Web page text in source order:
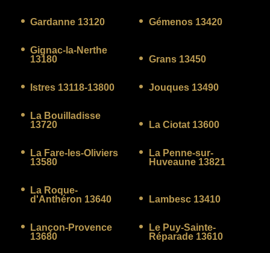
Gardanne 13120 Gémenos 13420
Gignac-la-Nerthe
13180
Grans 13450
Istres 13118-13800 Jouques 13490
La Bouilladisse
13720
La Ciotat 13600
La Fare-les-Oliviers
13580
La Penne-sur-
Huveaune 13821
La Roque-
d'Anthéron 13640
Lambesc 13410
Lançon-Provence
13680
Le Puy-Sainte-
Réparade 13610